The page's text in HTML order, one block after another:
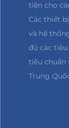
tiện cho
Các thiết
và hệ
đủ các tiêu
tiêu chuẩn
Trung